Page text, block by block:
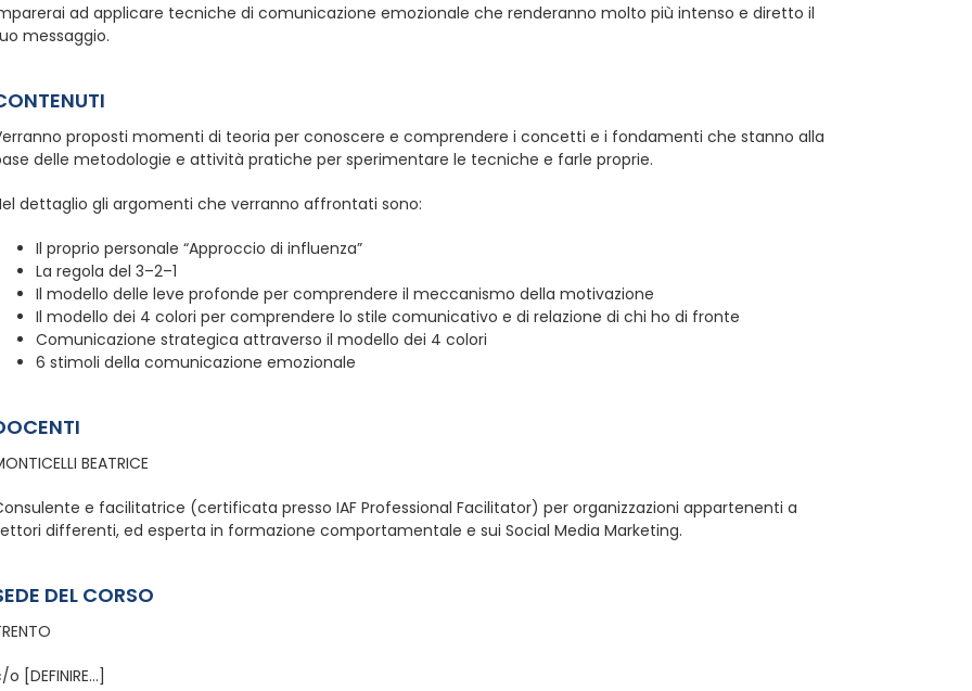
ad applicare tecniche di comunicazione emozionale che renderanno molto più intenso e diretto il
messaggio.
proposti momenti di teoria per conoscere e comprendere i concetti e i fondamenti che stanno alla
delle metodologie e attività pratiche per sperimentare le tecniche e farle proprie.
dettaglio gli argomenti che verranno affrontati sono:
Il proprio personale “Approccio di influenza”
La regola del 3–2–1
Il modello delle leve profonde per comprendere il meccanismo della motivazione
Il modello dei 4 colori per comprendere lo stile comunicativo e di relazione di chi ho di fronte
Comunicazione strategica attraverso il modello dei 4 colori
6 stimoli della comunicazione emozionale
BEATRICE
e facilitatrice (certificata presso IAF Professional Facilitator) per organizzazioni appartenenti a
differenti, ed esperta in formazione comportamentale e sui Social Media Marketing.
DEL CORSO
o [DEFINIRE…]